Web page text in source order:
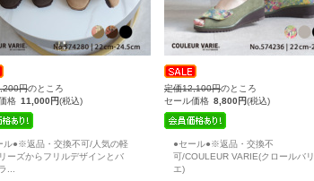
円のところ
格 11,000円(税込)
ル●※返品・交換不可/人気の軽
ーズからフリルデザインとバ
定価12,100円のところ
セール価格 8,800円(税込)
●セール●※返品・交換不
可/COULEUR VARIE(クロールバリ
エ)